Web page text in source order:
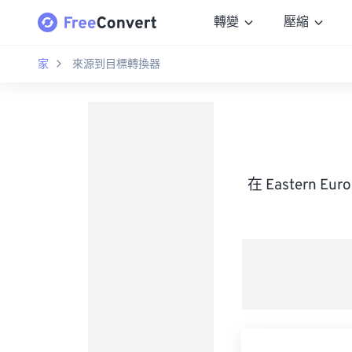
轉變 壓縮
家 來源到目標轉換器
在 Eastern